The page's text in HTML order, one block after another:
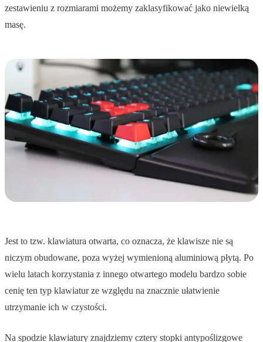
zestawieniu z rozmiarami możemy zaklasyfikować jako niewielką
masę.
Jest to tzw. klawiatura otwarta, co oznacza, że klawisze nie są
niczym obudowane, poza wyżej wymienioną aluminiową płytą. Po
wielu latach korzystania z innego otwartego modelu bardzo sobie
cenię ten typ klawiatur ze względu na znacznie ułatwienie
utrzymanie ich w czystości.
Na spodzie klawiatury znajdziemy cztery stopki antypoślizgowe